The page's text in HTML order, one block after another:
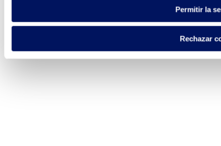
Permitir la
Rechazar